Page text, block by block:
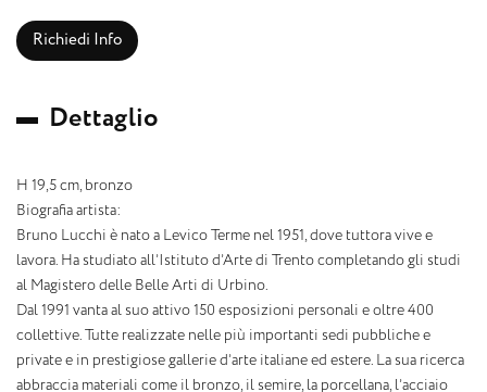
Richiedi Info
Dettaglio
H 19,5 cm, bronzo
Biografia artista:
Bruno Lucchi è nato a Levico Terme nel 1951, dove tuttora vive e
lavora. Ha studiato all’Istituto d’Arte di Trento completando gli studi
al Magistero delle Belle Arti di Urbino.
Dal 1991 vanta al suo attivo 150 esposizioni personali e oltre 400
collettive. Tutte realizzate nelle più importanti sedi pubbliche e
private e in prestigiose gallerie d’arte italiane ed estere. La sua ricerca
abbraccia materiali come il bronzo, il semire, la porcellana, l’acciaio